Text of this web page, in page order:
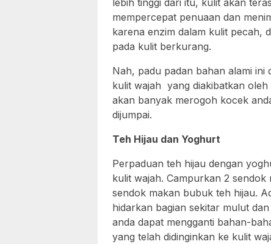
lebih tinggi dari itu, kulit akan
mempercepat penuaan dan
karena enzim dalam kulit pecah,
pada kulit berkurang.
Nah, padu padan bahan alami ini
kulit wajah yang diakibatkan
akan banyak merogoh kocek
dijumpai.
Teh Hijau dan Yoghurt
Perpaduan teh hijau dengan
kulit wajah. Campurkan 2
sendok makan bubuk teh hijau.
hidarkan bagian sekitar mulut
anda dapat mengganti bahan-
yang telah didinginkan ke kulit